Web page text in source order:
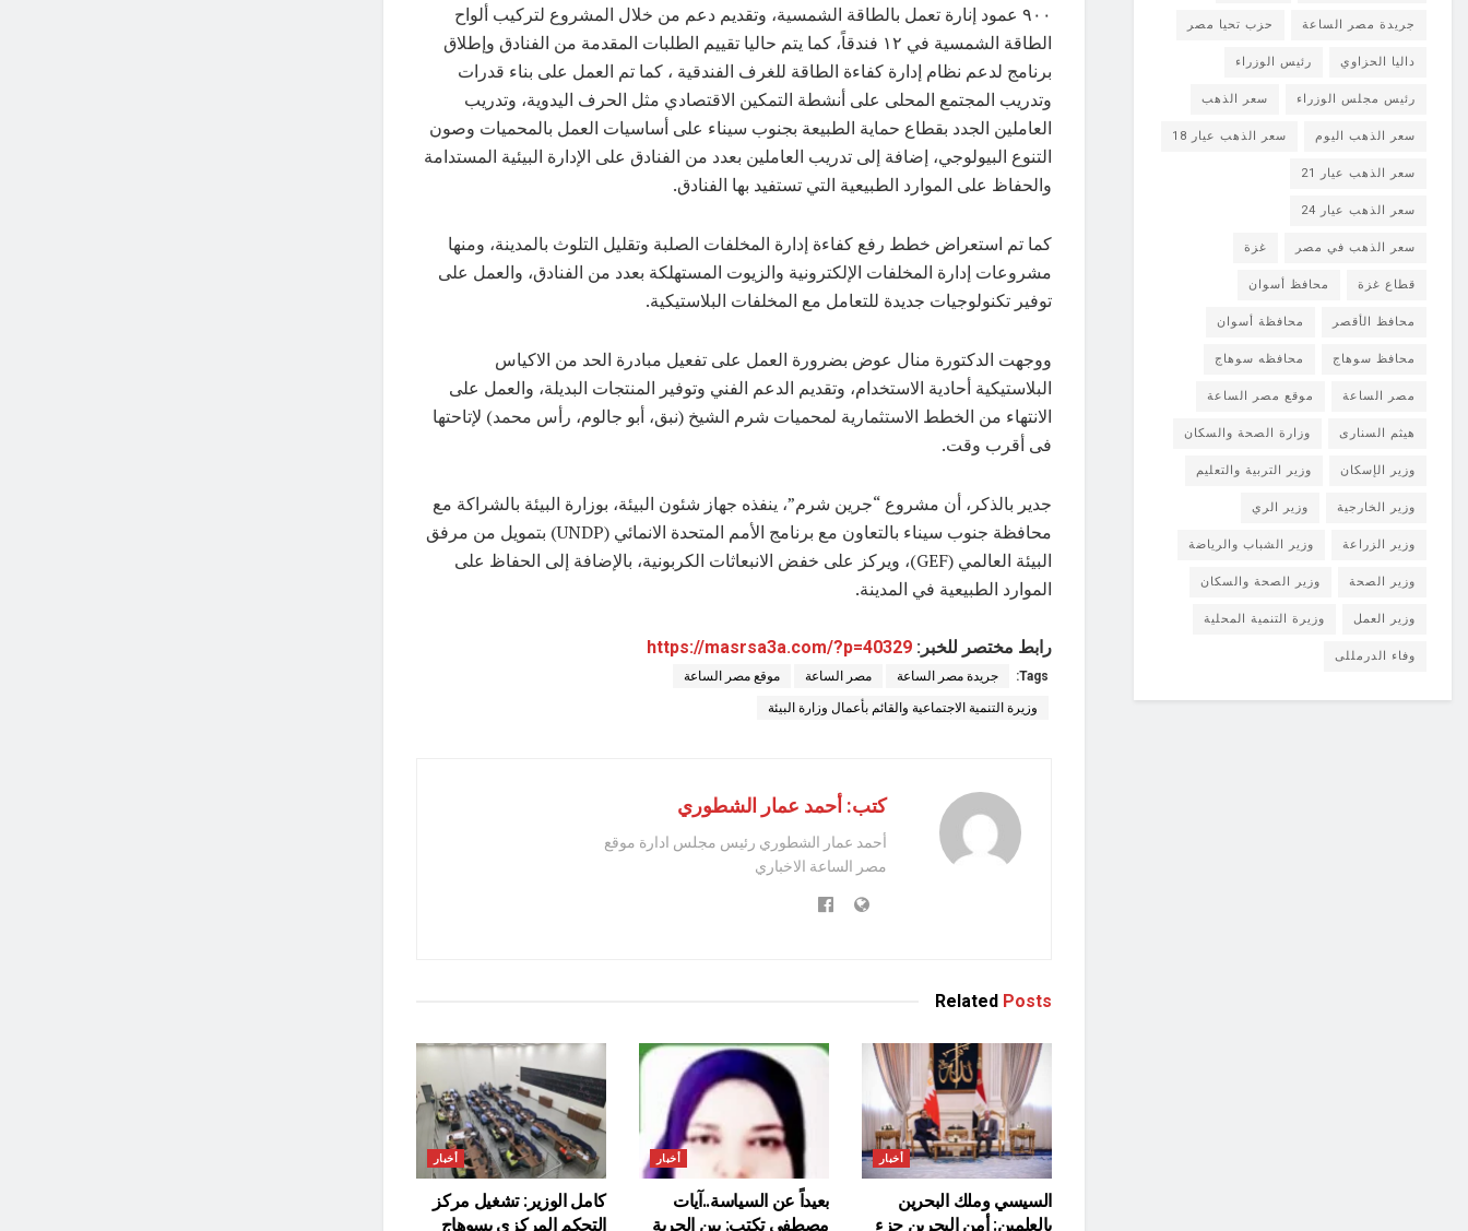
٩٠٠ عمود إنارة تعمل بالطاقة الشمسية، وتقديم دعم من خلال المشروع لتركيب ألواح
الطاقة الشمسية في ١٢ فندقاً، كما يتم حاليا تقييم الطلبات المقدمة من الفنادق وإطلاق
برنامج لدعم نظام إدارة كفاءة الطاقة للغرف الفندقية ، كما تم العمل على بناء قدرات
وتدريب المجتمع المحلى على أنشطة التمكين الاقتصادي مثل الحرف اليدوية، وتدريب
العاملين الجدد بقطاع حماية الطبيعة بجنوب سيناء على أساسيات العمل بالمحميات وصون
التنوع البيولوجي، إضافة إلى تدريب العاملين بعدد من الفنادق على الإدارة البيئية المستدامة
والحفاظ على الموارد الطبيعية التي تستفيد بها الفنادق.
كما تم استعراض خطط رفع كفاءة إدارة المخلفات الصلبة وتقليل التلوث بالمدينة، ومنها
مشروعات إدارة المخلفات الإلكترونية والزيوت المستهلكة بعدد من الفنادق، والعمل على
توفير تكنولوجيات جديدة للتعامل مع المخلفات البلاستيكية.
ووجهت الدكتورة منال عوض بضرورة العمل على تفعيل مبادرة الحد من الاكياس
البلاستيكية أحادية الاستخدام، وتقديم الدعم الفني وتوفير المنتجات البديلة، والعمل على
الانتهاء من الخطط الاستثمارية لمحميات شرم الشيخ (نبق، أبو جالوم، رأس محمد) لإتاحتها
فى أقرب وقت.
جدير بالذكر، أن مشروع “جرين شرم”، ينفذه جهاز شئون البيئة، بوزارة البيئة بالشراكة مع
محافظة جنوب سيناء بالتعاون مع برنامج الأمم المتحدة الانمائي (UNDP) بتمويل من مرفق
البيئة العالمي (GEF)، ويركز على خفض الانبعاثات الكربونية، بالإضافة إلى الحفاظ على
الموارد الطبيعية في المدينة.
رابط مختصر للخبر: https://masrsa3a.com/?p=40329
Tags: جريدة مصر الساعة مصر الساعة موقع مصر الساعة
وزيرة التنمية الاجتماعية والقائم بأعمال وزارة البيئة
كتب: أحمد عمار الشطوري
أحمد عمار الشطوري رئيس مجلس ادارة موقع
مصر الساعة الاخباري
Related Posts
أخبار
السيسي وملك البحرين
بالعلمين: أمن البحرين جزء
أخبار
بعيداً عن السياسة..آيات
مصطفى تكتب: بين الحرية
أخبار
كامل الوزير: تشغيل مركز
التحكم المركزي بسوهاج
جريدة مصر الساعة حزب تحيا مصر
داليا الحزاوي رئيس الوزراء
رئيس مجلس الوزراء سعر الذهب
سعر الذهب اليوم سعر الذهب عيار 18
سعر الذهب عيار 21
سعر الذهب عيار 24
سعر الذهب في مصر غزة
قطاع غزة محافظ أسوان
محافظ الأقصر محافظة أسوان
محافظ سوهاج محافظه سوهاج
مصر الساعة موقع مصر الساعة
هيثم السنارى وزارة الصحة والسكان
وزير الإسكان وزير التربية والتعليم
وزير الخارجية وزير الري
وزير الزراعة وزير الشباب والرياضة
وزير الصحة وزير الصحة والسكان
وزير العمل وزيرة التنمية المحلية
وفاء الدرمللى